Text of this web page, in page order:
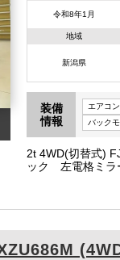
令和8年1月
地域
新潟県
装備
情報
エアコン
バック
2t 4WD(切替式
ック 左電格ミ